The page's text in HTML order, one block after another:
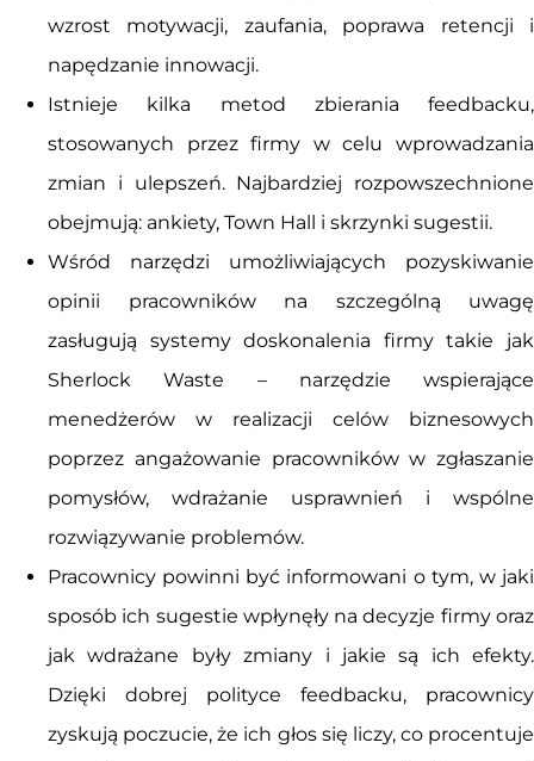
wzrost motywacji, zaufania, poprawa retencji i
napędzanie innowacji.
Istnieje kilka metod zbierania feedbacku,
stosowanych przez firmy w celu wprowadzania
zmian i ulepszeń. Najbardziej rozpowszechnione
obejmują: ankiety, Town Hall i skrzynki sugestii.
Wśród narzędzi umożliwiających pozyskiwanie
opinii pracowników na szczególną uwagę
zasługują systemy doskonalenia firmy takie jak
Sherlock Waste – narzędzie wspierające
menedżerów w realizacji celów biznesowych
poprzez angażowanie pracowników w zgłaszanie
pomysłów, wdrażanie usprawnień i wspólne
rozwiązywanie problemów.
Pracownicy powinni być informowani o tym, w jaki
sposób ich sugestie wpłynęły na decyzje firmy oraz
jak wdrażane były zmiany i jakie są ich efekty.
Dzięki dobrej polityce feedbacku, pracownicy
zyskują poczucie, że ich głos się liczy, co procentuje